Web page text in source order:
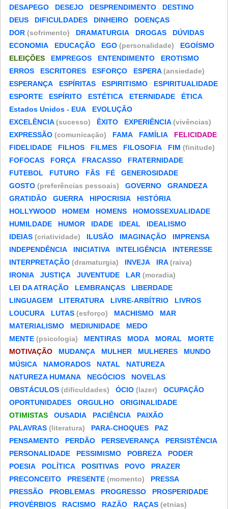
DESAPEGO DESEJO DESPRENDIMENTO
DESTINO
DEUS
DIFICULDADES DINHEIRO
DOENÇAS
DOR (sofrimento) DRAMATURGIA DROGAS
DÚVIDAS
ECONOMIA
EDUCAÇÃO EGO (personalidade)
EGOÍSMO
ELEIÇÕES
EMPREGOS ENTENDIMENTO
EROTISMO
ERROS
ESCRITORES ESFORÇO ESPERA(ansiedade)
ESPERANÇA
ESPÍRITAS ESPIRITISMO
ESPIRITUALIDADE
ESPORTE
ESPÍRITO ESTÉTICA ETERNIDADE
ÉTICA
Estados Unidos - EUA
EVOLUÇÃO
EXCELÊNCIA(sucesso) ÊXITO EXPERIÊNCIA(vivências)
EXPRESSÃO (comunicação) FAMA FAMÍLIA
FELICIDADE
FIDELIDADE
FILHOS FILMES FILOSOFIA FIM (finitude)
FOFOCAS
FORÇA FRACASSO
FRATERNIDADE
FUTEBOL
FUTURO FÃS FÉ
GENEROSIDADE
GOSTO (preferências pessoais) GOVERNO
GRANDEZA
GRATIDÃO
GUERRA HIPOCRISIA
HISTÓRIA
HOLLYWOOD
HOMEM HOMENS
HOMOSSEXUALIDADE
HUMILDADE
HUMOR IDADE IDEAL
IDEALISMO
IDEIAS (criatividade) ILUSÃO IMAGINAÇÃO
IMPRENSA
INDEPENDÊNCIA
INICIATIVA INTELIGÊNCIA
INTERESSE
INTERPRETAÇÃO (dramaturgia) INVEJA IRA(raiva)
IRONIA
JUSTIÇA JUVENTUDE LAR (moradia)
LEI DA ATRAÇÃO
LEMBRANÇAS
LIBERDADE
LINGUAGEM
LITERATURA LIVRE-ARBÍTRIO
LIVROS
LOUCURA
LUTAS (esforço) MACHISMO
MAR
MATERIALISMO
MEDIUNIDADE
MEDO
MENTE (psicologia) MENTIRAS MODA MORAL
MORTE
MOTIVAÇÃO
MUDANÇA MULHER MULHERES
MUNDO
MÚSICA
NAMORADOS NATAL
NATUREZA
NATUREZA HUMANA
NEGÓCIOS
NOVELAS
OBSTÁCULOS (dificuldades) ÓCIO (lazer)
OCUPAÇÃO
OPORTUNIDADES
ORGULHO
ORIGINALIDADE
OTIMISTAS
OUSADIA PACIÊNCIA
PAIXÃO
PALAVRAS (literatura) PARA-CHOQUES
PAZ
PENSAMENTO
PERDÃO PERSEVERANÇA
PERSISTÊNCIA
PERSONALIDADE
PESSIMISMO POBREZA
PODER
POESIA
POLÍTICA POSITIVAS POVO
PRAZER
PRECONCEITO
PRESENTE (momento)
PRESSA
PRESSÃO
PROBLEMAS PROGRESSO
PROSPERIDADE
PROVÉRBIOS
RACISMO RAZÃO RAÇAS (etnias)